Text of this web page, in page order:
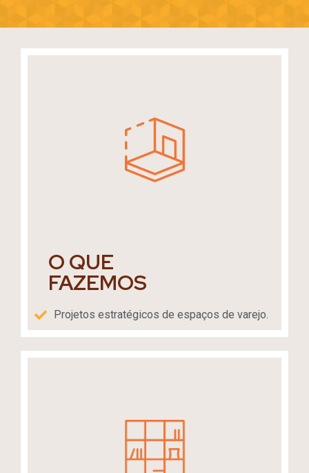
O QUE
FAZEMOS
Projetos estratégicos de espaços de varejo.